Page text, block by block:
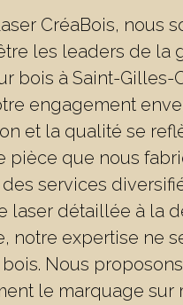
CréaBois, nous
les leaders de la
bois à Saint-Gilles-
engagement
et la qualité se
pièce que nous
des services
laser détaillée à la
notre expertise ne
bois. Nous proposons
le marquage sur